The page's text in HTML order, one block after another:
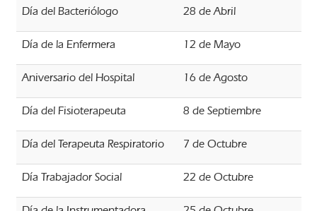
Día del Bacteriólogo 28 de Abril
Día de la Enfermera 12 de Mayo
Aniversario del Hospital 16 de Agosto
Día del Fisioterapeuta 8 de Septiembre
Día del Terapeuta Respiratorio 7 de Octubre
Día Trabajador Social 22 de Octubre